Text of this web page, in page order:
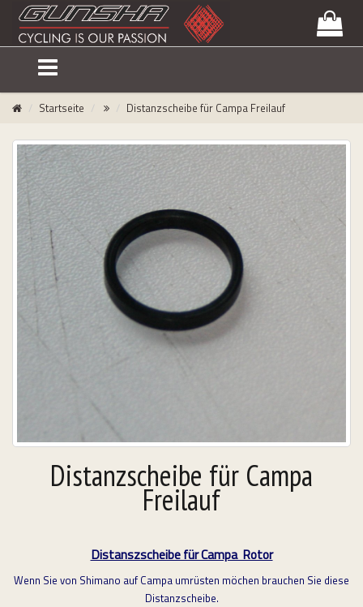
& Other Dates
Startseite Distanzscheibe für Campa Freilauf
Distanzscheibe für Campa
Freilauf
Distanszscheibe für Campa Rotor
Wenn Sie von Shimano auf Campa umrüsten möchen brauchen Sie diese
Distanzscheibe.